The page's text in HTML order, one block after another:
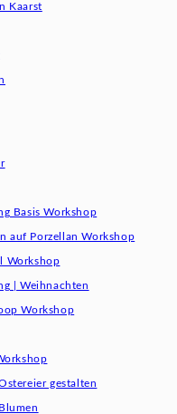
Kaarst
Basis Workshop
auf Porzellan Workshop
Workshop
| Weihnachten
Workshop
gestalten